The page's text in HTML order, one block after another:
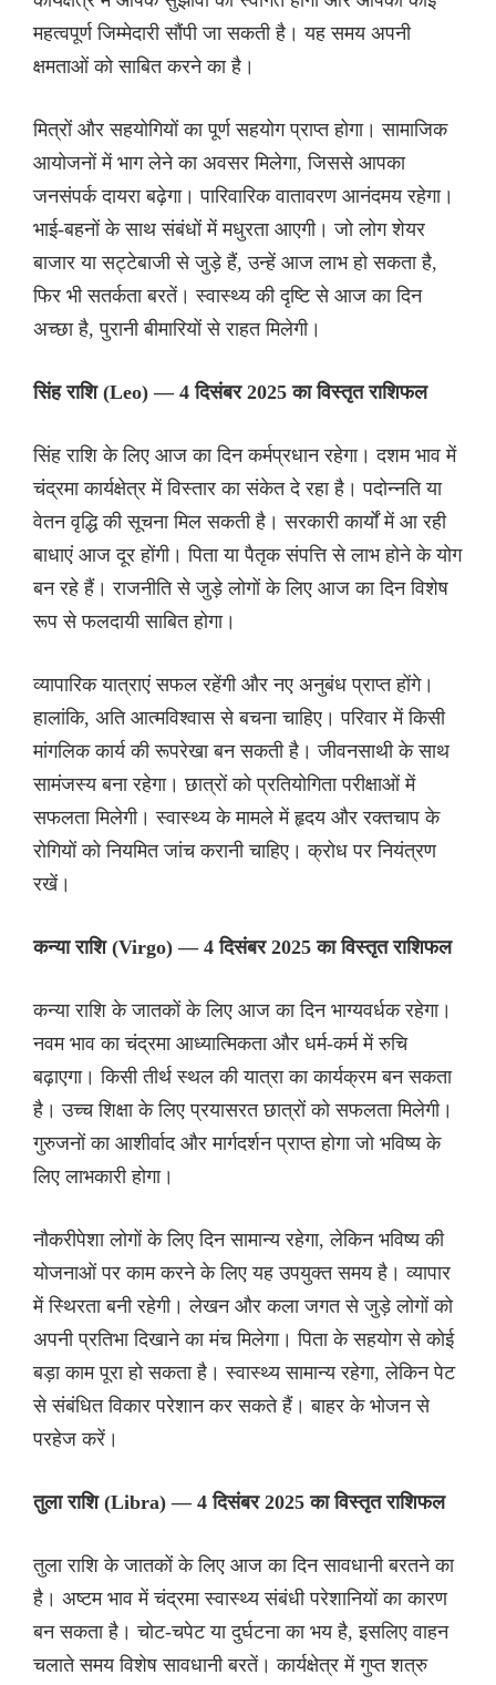
महत्वपूर्ण जिम्मेदारी सौंपी जा सकती है। यह समय अपनी
क्षमताओं को साबित करने का है।
मित्रों और सहयोगियों का पूर्ण सहयोग प्राप्त होगा। सामाजिक
आयोजनों में भाग लेने का अवसर मिलेगा, जिससे आपका
जनसंपर्क दायरा बढ़ेगा। पारिवारिक वातावरण आनंदमय रहेगा।
भाई-बहनों के साथ संबंधों में मधुरता आएगी। जो लोग शेयर
बाजार या सट्टेबाजी से जुड़े हैं, उन्हें आज लाभ हो सकता है,
फिर भी सतर्कता बरतें। स्वास्थ्य की दृष्टि से आज का दिन
अच्छा है, पुरानी बीमारियों से राहत मिलेगी।
सिंह राशि (Leo) — 4 दिसंबर 2025 का विस्तृत राशिफल
सिंह राशि के लिए आज का दिन कर्मप्रधान रहेगा। दशम भाव में
चंद्रमा कार्यक्षेत्र में विस्तार का संकेत दे रहा है। पदोन्नति या
वेतन वृद्धि की सूचना मिल सकती है। सरकारी कार्यों में आ रही
बाधाएं आज दूर होंगी। पिता या पैतृक संपत्ति से लाभ होने के योग
बन रहे हैं। राजनीति से जुड़े लोगों के लिए आज का दिन विशेष
रूप से फलदायी साबित होगा।
व्यापारिक यात्राएं सफल रहेंगी और नए अनुबंध प्राप्त होंगे।
हालांकि, अति आत्मविश्वास से बचना चाहिए। परिवार में किसी
मांगलिक कार्य की रूपरेखा बन सकती है। जीवनसाथी के साथ
सामंजस्य बना रहेगा। छात्रों को प्रतियोगिता परीक्षाओं में
सफलता मिलेगी। स्वास्थ्य के मामले में हृदय और रक्तचाप के
रोगियों को नियमित जांच करानी चाहिए। क्रोध पर नियंत्रण
रखें।
कन्या राशि (Virgo) — 4 दिसंबर 2025 का विस्तृत राशिफल
कन्या राशि के जातकों के लिए आज का दिन भाग्यवर्धक रहेगा।
नवम भाव का चंद्रमा आध्यात्मिकता और धर्म-कर्म में रुचि
बढ़ाएगा। किसी तीर्थ स्थल की यात्रा का कार्यक्रम बन सकता
है। उच्च शिक्षा के लिए प्रयासरत छात्रों को सफलता मिलेगी।
गुरुजनों का आशीर्वाद और मार्गदर्शन प्राप्त होगा जो भविष्य के
लिए लाभकारी होगा।
नौकरीपेशा लोगों के लिए दिन सामान्य रहेगा, लेकिन भविष्य की
योजनाओं पर काम करने के लिए यह उपयुक्त समय है। व्यापार
में स्थिरता बनी रहेगी। लेखन और कला जगत से जुड़े लोगों को
अपनी प्रतिभा दिखाने का मंच मिलेगा। पिता के सहयोग से कोई
बड़ा काम पूरा हो सकता है। स्वास्थ्य सामान्य रहेगा, लेकिन पेट
से संबंधित विकार परेशान कर सकते हैं। बाहर के भोजन से
परहेज करें।
तुला राशि (Libra) — 4 दिसंबर 2025 का विस्तृत राशिफल
तुला राशि के जातकों के लिए आज का दिन सावधानी बरतने का
है। अष्टम भाव में चंद्रमा स्वास्थ्य संबंधी परेशानियों का कारण
बन सकता है। चोट-चपेट या दुर्घटना का भय है, इसलिए वाहन
चलाते समय विशेष सावधानी बरतें। कार्यक्षेत्र में गुप्त शत्रु